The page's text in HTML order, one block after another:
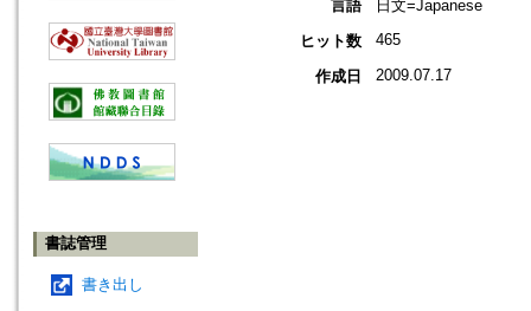
書誌管理
書き出し
言語
日文=Japanese
ヒット数
465
作成日 2009.07.17